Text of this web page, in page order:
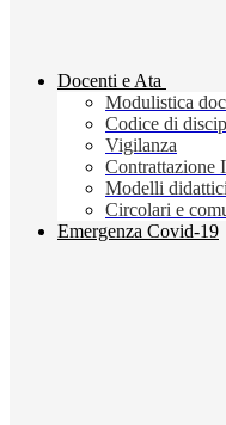
Docenti e Ata
Modulistica
Codice di
Vigilanza
Contrattazione
Modelli didattici
Circolari e
Emergenza Covid-19